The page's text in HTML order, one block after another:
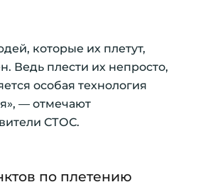
которые их плетут,
Ведь плести их непросто,
особая технология
— отмечают
СТОС.
по плетению